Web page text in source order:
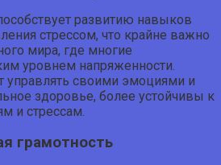
развитию навыков
стрессом, что крайне важно
мира, где многие
уровнем напряженности.
своими эмоциями и
здоровье, более устойчивы к
и стрессам.
грамотность